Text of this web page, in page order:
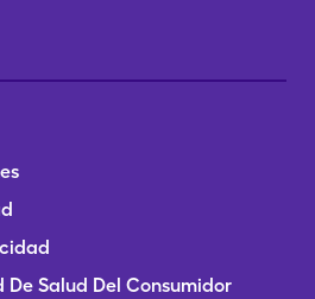
Salud Del Consumidor